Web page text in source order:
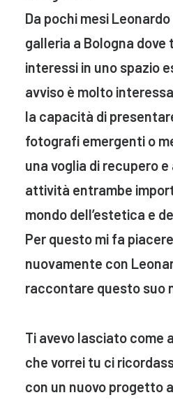
Da pochi mesi
galleria a Bologna
interessi in uno spazio
avviso è molto
la capacità di
fotografi emergenti o
una voglia di recupero
attività entrambe
mondo dell’estetica e
Per questo mi fa
nuovamente con
raccontare questo suo
Ti avevo lasciato come
che vorrei tu ci
con un nuovo progetto